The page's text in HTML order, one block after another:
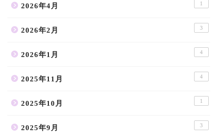
2026年4月 1
2026年2月 3
2026年1月 4
2025年11月 4
2025年10月 1
2025年9月 3